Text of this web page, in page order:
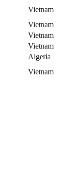
Vietnam
Vietnam
Vietnam
Vietnam
Algeria
Vietnam